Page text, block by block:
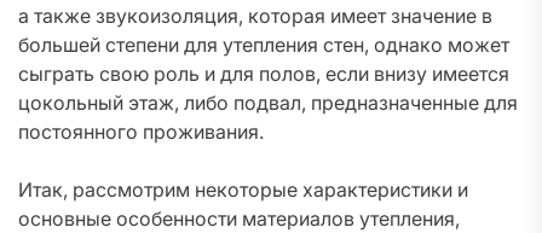
а также звукоизоляция, которая имеет значение в
большей степени для утепления стен, однако может
сыграть свою роль и для полов, если внизу имеется
цокольный этаж, либо подвал, предназначенные для
постоянного проживания.
Итак, рассмотрим некоторые характеристики и
основные особенности материалов утепления,